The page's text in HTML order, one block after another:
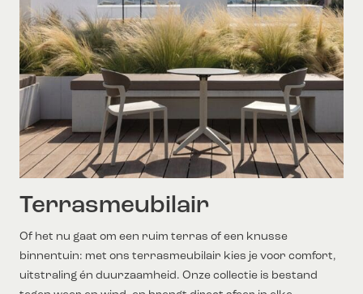
Terrasmeubilair
Of het nu gaat om een ruim terras of een knusse
binnentuin: met ons terrasmeubilair kies je voor comfort,
uitstraling én duurzaamheid. Onze collectie is bestand